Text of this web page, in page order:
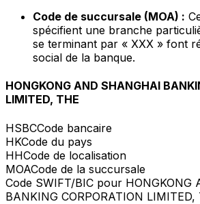
Code de succursale (MOA) :
spécifient une branche
se terminant par « XXX » font
social de la banque.
HONGKONG AND SHANGHAI
LIMITED, THE
HSBCCode bancaire
HKCode du pays
HHCode de localisation
MOACode de la succursale
Code SWIFT/BIC pour HONGKONG
BANKING CORPORATION LIMITED,